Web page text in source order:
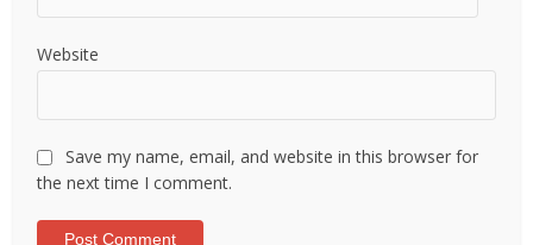
Website
Save my name, email, and website in this browser for
the next time I comment.